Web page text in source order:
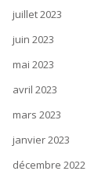
juillet 2023
juin 2023
mai 2023
avril 2023
mars 2023
janvier 2023
décembre 2022